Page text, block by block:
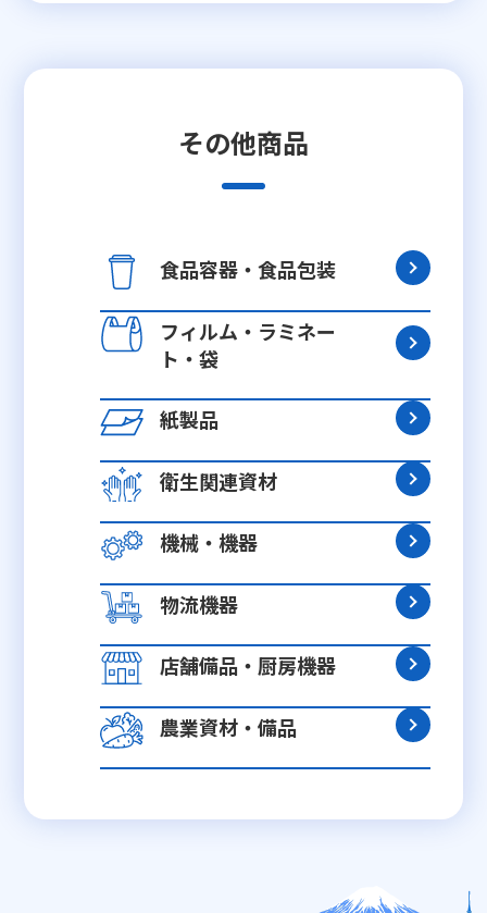
その他商品
食品容器・食品包装
フィルム・ラミネー
ト・袋
紙製品
衛生関連資材
機械・機器
物流機器
店舗備品・厨房機器
農業資材・備品